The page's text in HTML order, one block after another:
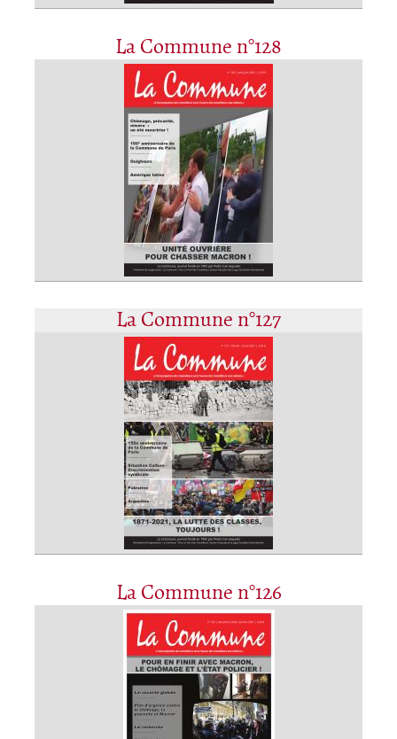
La Commune n°128
La Commune n°127
La Commune n°126